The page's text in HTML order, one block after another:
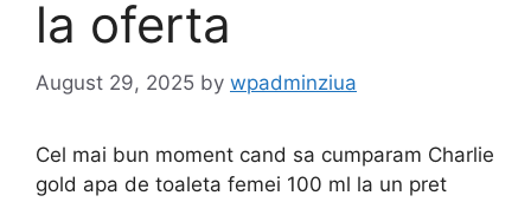
la oferta
August 29, 2025 by wpadminziua
Cel mai bun moment cand sa cumparam Charlie
gold apa de toaleta femei 100 ml la un pret